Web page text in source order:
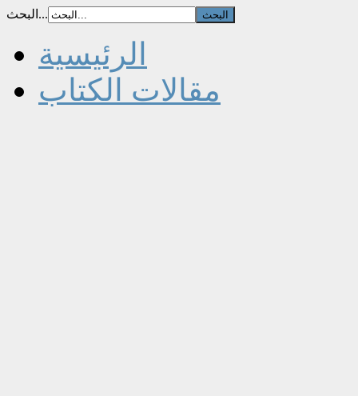
البحث...
الرئيسية
مقالات الكتاب